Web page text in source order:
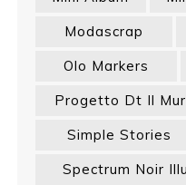
Modascrap
Olo Markers
Progetto Dt Il
Simple Stories
Spectrum Noir